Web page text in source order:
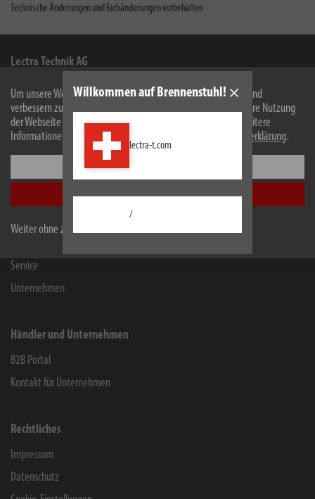
Um unsere Webseite für Sie optimal zu gestalten und fortlaufend
verbessern zu können, verwenden wir Cookies. Durch die weitere Nutzung
der Webseite stimmen Sie der Verwendung von Cookies zu. Weitere
Informationen zu Cookies erhalten Sie in unserer
Datenschutzerklärung.
Alle akzeptieren
Weiter ohne zu akzeptieren
Willkommen auf Brennenstuhl!
lectra-t.com
/
Technische Änderungen und Farbänderungen vorbehalten
Lectra Technik AG
Blegistrasse 13
6340Baar/ZG
FacebookInstagramYoutubeLinkedin
Kontakt für Endverbraucher
Chemie-Informationen
Service
Unternehmen
Händler und Unternehmen
B2B Portal
Kontakt für Unternehmen
Rechtliches
Impressum
Datenschutz